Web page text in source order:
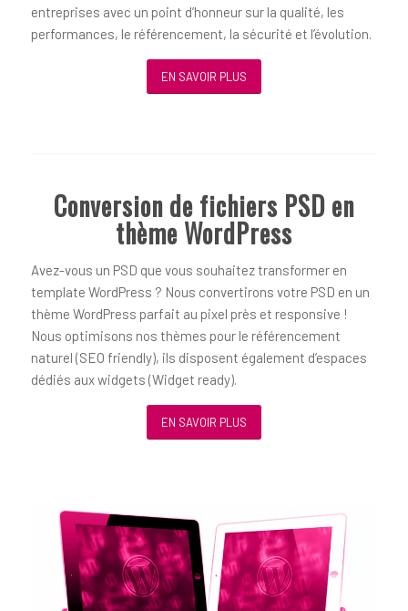
entreprises avec un point d’honneur sur la qualité, les
performances, le référencement, la sécurité et l’évolution.
EN SAVOIR PLUS
Conversion de fichiers PSD en
thème WordPress
Avez-vous un PSD que vous souhaitez transformer en
template WordPress ? Nous convertirons votre PSD en un
thème WordPress parfait au pixel près et responsive !
Nous optimisons nos thèmes pour le référencement
naturel (SEO friendly), ils disposent également d’espaces
dédiés aux widgets (Widget ready).
EN SAVOIR PLUS